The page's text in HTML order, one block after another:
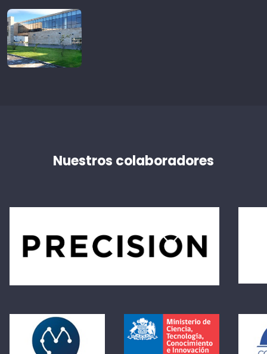
Nuestros colaboradores